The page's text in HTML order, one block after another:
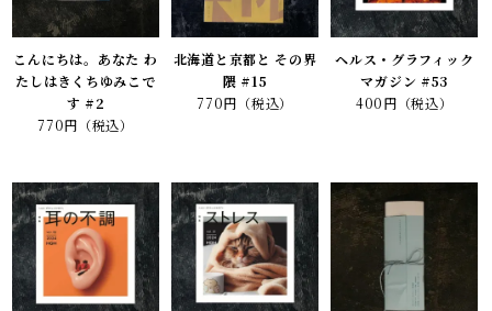
こんにちは。あなた わ
たしはきくちゆみこで
す #2
770円（税込）
北海道と京都と その界
隈 #15
770円（税込）
ヘルス・グラフィック
マガジン #53
400円（税込）